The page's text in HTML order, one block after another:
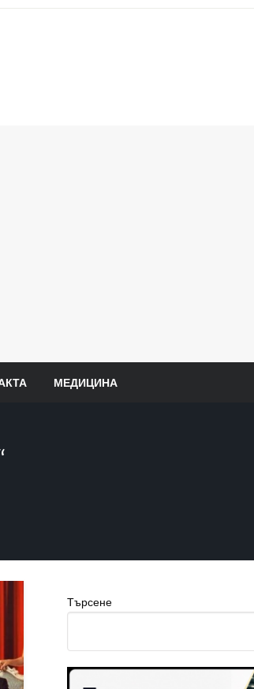
МЕДИЦИНА
Търсене